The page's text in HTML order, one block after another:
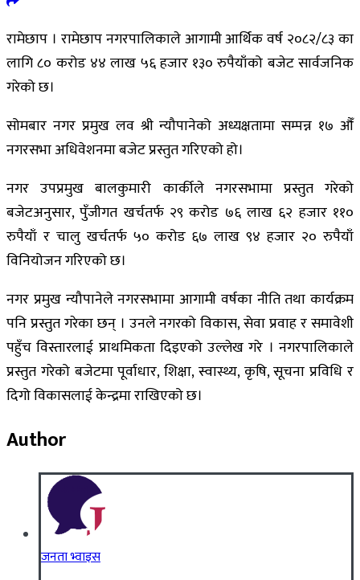
रामेछाप । रामेछाप नगरपालिकाले आगामी आर्थिक वर्ष २०८२/८३ का
लागि ८० करोड ४४ लाख ५६ हजार १३० रुपैयाँको बजेट सार्वजनिक
गरेको छ।
सोमबार नगर प्रमुख लव श्री न्यौपानेको अध्यक्षतामा सम्पन्न १७ औँ
नगरसभा अधिवेशनमा बजेट प्रस्तुत गरिएको हो।
नगर उपप्रमुख बालकुमारी कार्कीले नगरसभामा प्रस्तुत गरेको
बजेटअनुसार, पुँजीगत खर्चतर्फ २९ करोड ७६ लाख ६२ हजार ११०
रुपैयाँ र चालु खर्चतर्फ ५० करोड ६७ लाख ९४ हजार २० रुपैयाँ
विनियोजन गरिएको छ।
नगर प्रमुख न्यौपानेले नगरसभामा आगामी वर्षका नीति तथा कार्यक्रम
पनि प्रस्तुत गरेका छन् । उनले नगरको विकास, सेवा प्रवाह र समावेशी
पहुँच विस्तारलाई प्राथमिकता दिइएको उल्लेख गरे । नगरपालिकाले
प्रस्तुत गरेको बजेटमा पूर्वाधार, शिक्षा, स्वास्थ्य, कृषि, सूचना प्रविधि र
दिगो विकासलाई केन्द्रमा राखिएको छ।
Author
जनता भ्वाइस